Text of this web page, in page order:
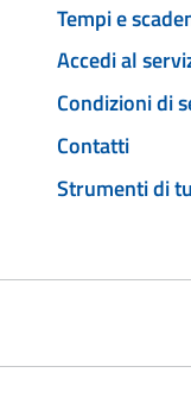
Tempi e
Accedi al
Condizioni di
Contatti
Strumenti di